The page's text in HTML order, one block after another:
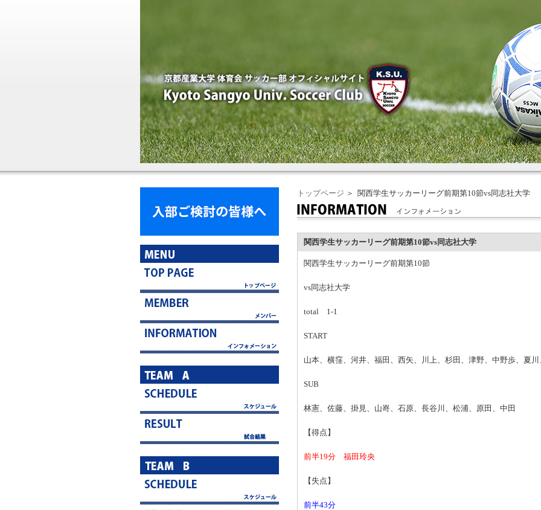
トップページ ＞ 関西学生サッカーリーグ前期第10節vs同志社大学
関西学生サッカーリーグ前期第10節vs同志社大学
関西学生サッカーリーグ前期第10節
vs同志社大学
total 1-1
START
山本、横窪、河井、福田、西矢、川上、杉田、津野、中野歩、夏
SUB
林憲、佐藤、掛見、山嵜、石原、長谷川、松浦、原田、中田
【得点】
前半19分 福田玲央
【失点】
前半43分